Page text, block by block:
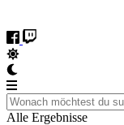
Alle Ergebnisse